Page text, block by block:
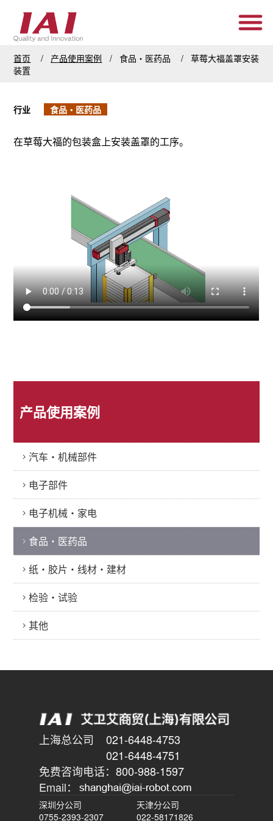
首页 产品使用案例 食品・医药品
草莓大福盖罩安装
装置
行业 食品・医药品
在草莓大福的包装盒上安装盖罩的工序。
产品使用案例
汽车・机械部件
电子部件
电子机械・家电
食品・医药品
纸・胶片・线材・建材
检验・试验
其他
上海总公司 021-6448-4753
021-6448-4751
免费咨询电话： 800-988-1597
Email：
深圳分公司
0755-2393-2307
天津分公司
022-58171826